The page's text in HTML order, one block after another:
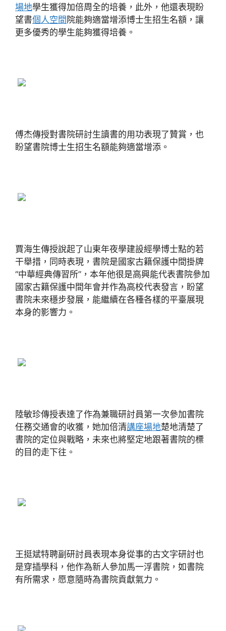
場地學生獲得加倍周全的培養，此外，他還表現盼
望書個人空間 院能夠適當增添博士生招生名額，讓
更多優秀的學生能夠獲得培養。
傅杰傳授對書院研討生讀書的用功表現了贊賞，也
盼望書院博士生招生名額能夠適當增添。
賈海生傳授說起了山東年夜學建設經學博士點的若
干舉措，同時表現，書院是國家古籍保護中間掛牌
“中華經典傳習所”，本年他很是高興能代表書院參加
國家古籍保護中間年會并作為高校代表發言，盼望
書院未來穩步發展，能繼續在各種各樣的平臺展現
本身的影響力。
陸敏珍傳授表達了作為兼職研討員第一次參加書院
任務交通會的收獲，她加倍清講座場地楚地清楚了
書院的定位與戰略，未來也將堅定地跟著書院的標
的目的走下往。
王挺斌特聘副研討員表現本身從事的古文字研討也
是穿插學科，他作為新人參加馬一浮書院，如書院
有所需求，愿意隨時為書院貢獻氣力。